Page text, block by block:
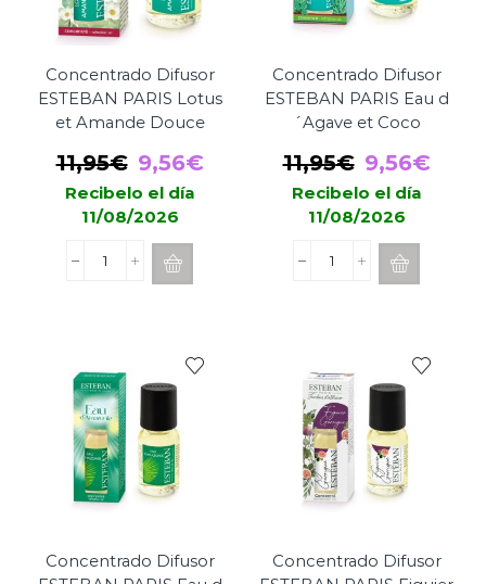
Concentrado Difusor
ESTEBAN PARIS Lotus
et Amande Douce
11,95€ El
precio
original
era:
11,95€.
9,56€El
Recibelo el día
11/08/2026
Concentrado
Difusor
et
Amande
Douce
cantidad
Concentrado Difusor
ESTEBAN PARIS Eau d
´Agave et Coco
11,95€ El
precio
original
era:
11,95€.
9,56€El
Recibelo el día
11/08/2026
Concentrado
Difusor
d
´Agave
et
Coco
cantidad
Concentrado Difusor
Concentrado Difusor